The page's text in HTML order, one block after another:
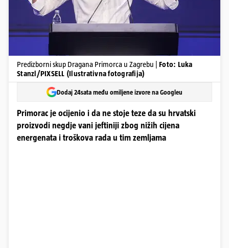
Predizborni skup Dragana Primorca u Zagrebu | Foto: Luka
Stanzl/PIXSELL (Ilustrativna fotografija)
Dodaj 24sata među omiljene izvore na Googleu
Primorac je ocijenio i da ne stoje teze da su hrvatski
proizvodi negdje vani jeftiniji zbog nižih cijena
energenata i troškova rada u tim zemljama